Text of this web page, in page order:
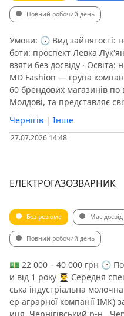
Повний робочий день
Умови: 🕔 Вид зайнятості:
боти: проспект Левка
взяти без досвіду ·
MD Fashion — група
60 брендових магазинів по
Молдові, та представляє
Чернігів | Інше
27.07.2026 14:48
ЕЛЕКТРОГАЗОЗВАРНИК
Без резюме Має досвід
Повний робочий день
💵 22 000 – 40 000 грн 🕑
и від 1 року 👨‍🎓 Середня
ська індустріальна
ер аграрної компанії ІМК)